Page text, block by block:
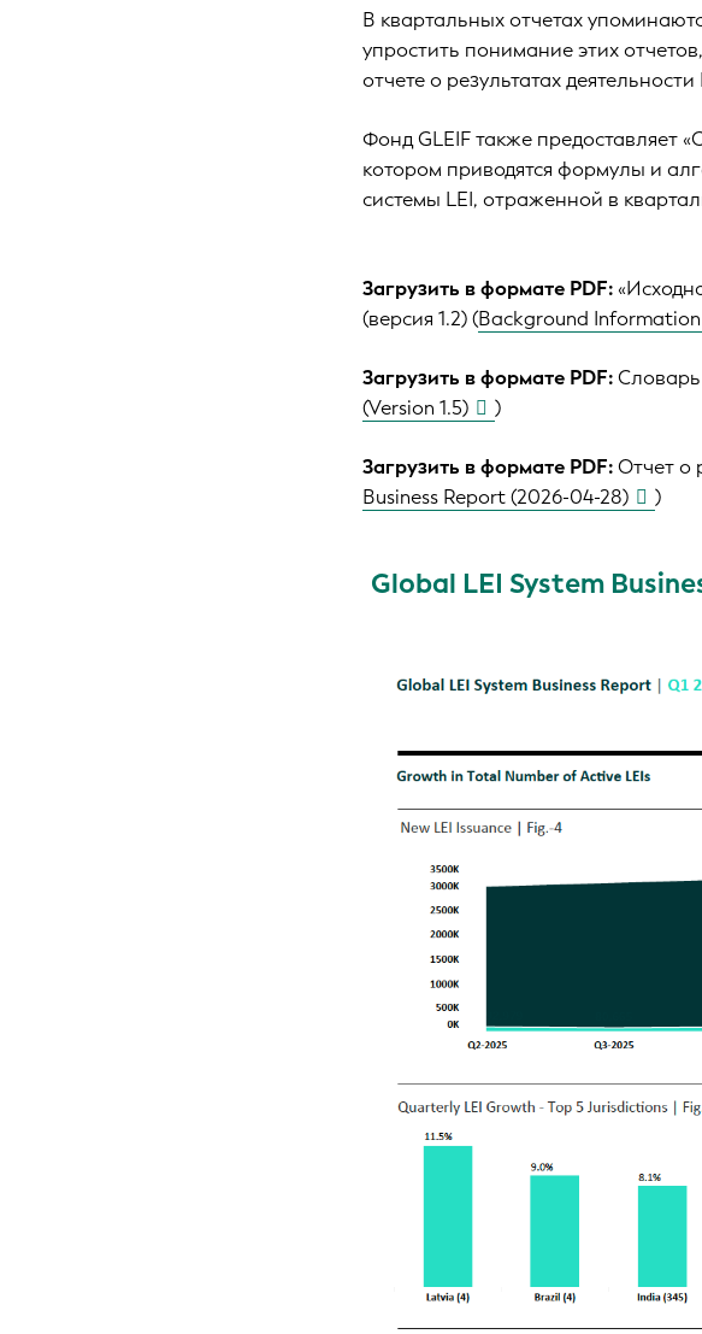
В квартальных отчетах
упростить понимание этих
отчете о результатах
Фонд GLEIF также предоставляет
котором приводятся формулы и
системы LEI, отраженной в
Загрузить в формате PDF:
(версия 1.2) (Background Information
Загрузить в формате PDF: Словарь
(Version 1.5)
)
Загрузить в формате PDF: Отчет о
Business Report (2026-04-28)
)
Global LEI System